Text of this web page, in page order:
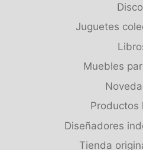
Juguetes
Muebles
Productos
Diseñadores
Tienda